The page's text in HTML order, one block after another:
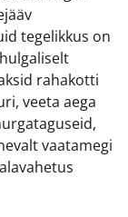
tegelikkus on
rahakotti
veeta aega
vaatamegi